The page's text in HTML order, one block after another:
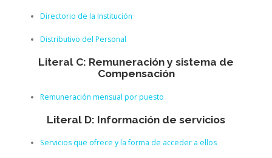
Directorio de la Institución
Distributivo del Personal
Literal C: Remuneración y sistema de
Compensación
Remuneración mensual por puesto
Literal D: Información de servicios
Servicios que ofrece y la forma de acceder a ellos